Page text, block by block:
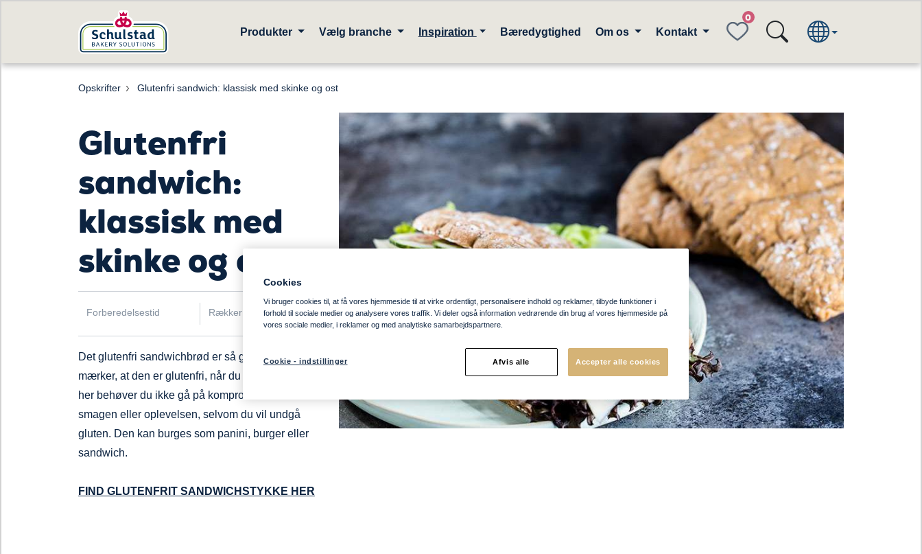
Produkter Vælg branche Inspiration Bæredygtighed Om os Kontakt FAVORITES
Opskrifter Glutenfri sandwich: klassisk med skinke og ost
Glutenfri
sandwich:
klassisk med
skinke og ost
Forberedelsestid Rækker Til
Det glutenfri sandwichbrød er så god, at du ikke
mærker, at den er glutenfri, når du spiser den. Så
her behøver du ikke gå på kompromis med
smagen eller oplevelsen, selvom du vil undgå
gluten. Den kan burges som panini, burger eller
sandwich.
FIND GLUTENFRIT SANDWICHSTYKKE HER
Cookies
Vi bruger cookies til, at få vores hjemmeside til at virke ordentligt, personalisere indhold og reklamer, tilbyde funktioner i
forhold til sociale medier og analysere vores traffik. Vi deler også information vedrørende din brug af vores hjemmeside på
vores sociale medier, i reklamer og med analytiske samarbejdspartnere.
Cookie - indstillinger Afvis alle Accepter alle cookies